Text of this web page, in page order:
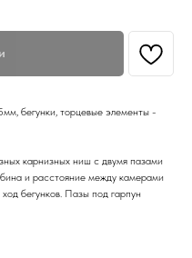
бегунки, торцевые элементы -
карнизных ниш с двумя пазами
и расстояние между камерами
бегунков. Пазы под гарпун